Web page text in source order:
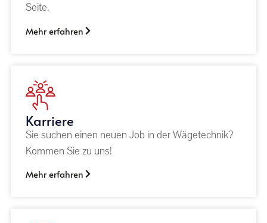
Seite.
Mehr erfahren
Karriere
Sie suchen einen neuen Job in der Wägetechnik?
Kommen Sie zu uns!
Mehr erfahren